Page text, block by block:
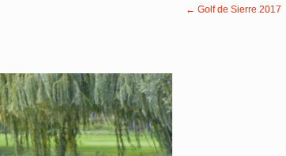
← Golf de Sierre 2017